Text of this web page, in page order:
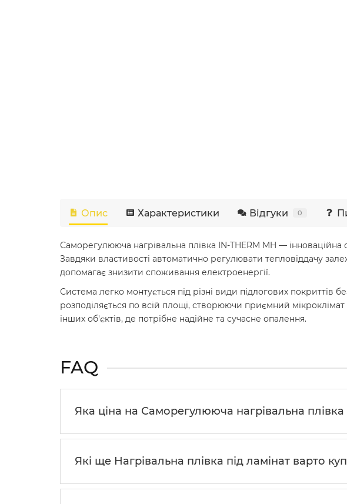
Опис Характеристики Відгуки 0
Саморегулююча нагрівальна плівка IN-THERM MH —
Завдяки властивості автоматично регулювати тепловіддачу
допомагає знизити споживання електроенергії.
Система легко монтується під різні види підлогових покриттів
розподіляється по всій площі, створюючи приємний
інших об'єктів, де потрібне надійне та сучасне опалення.
FAQ
Яка ціна на Саморегулююча нагрівальна
Які ще Нагрівальна плівка під ламінат варто